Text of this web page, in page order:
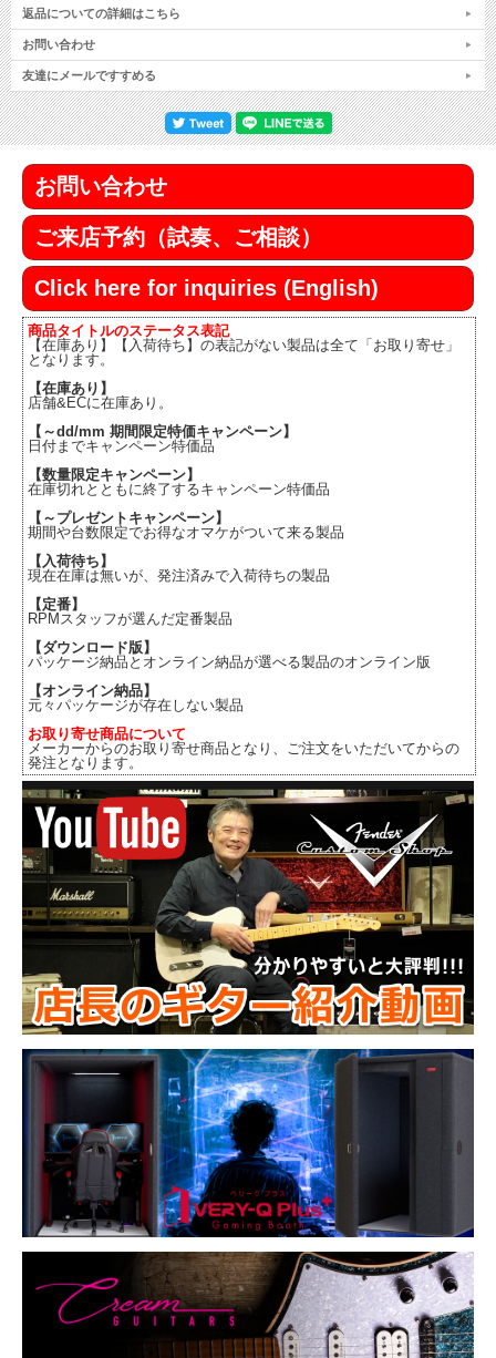
返品についての詳細はこちら
お問い合わせ
友達にメールですすめる
お問い合わせ
ご来店予約（試奏、ご相談）
Click here for inquiries (English)
商品タイトルのステータス表記
【在庫あり】【入荷待ち】の表記がない製品は全て「お取り寄せ」
となります。
【在庫あり】
店舗&ECに在庫あり。
【～dd/mm 期間限定特価キャンペーン】
日付までキャンペーン特価品
【数量限定キャンペーン】
在庫切れとともに終了するキャンペーン特価品
【～プレゼントキャンペーン】
期間や台数限定でお得なオマケがついて来る製品
【入荷待ち】
現在在庫は無いが、発注済みで入荷待ちの製品
【定番】
RPMスタッフが選んだ定番製品
【ダウンロード版】
パッケージ納品とオンライン納品が選べる製品のオンライン版
【オンライン納品】
元々パッケージが存在しない製品
お取り寄せ商品について
メーカーからのお取り寄せ商品となり、ご注文をいただいてからの
発注となります。